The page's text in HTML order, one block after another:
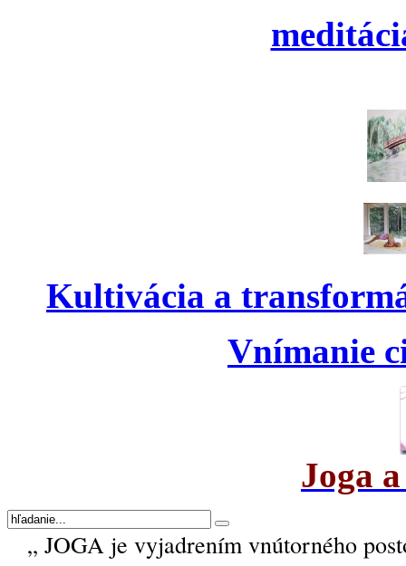
Kultivácia a
Vnímanie
Joga
„ JOGA je vyjadrením vnútorného